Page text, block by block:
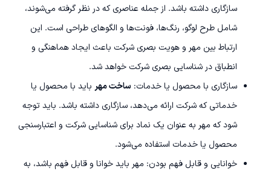
سازگاری داشته باشد. از جمله عناصری که در نظر گرفته می‌شوند،
شامل طرح لوگو، رنگ‌ها، فونت‌ها و الگوهای طراحی است. این
ارتباط بین مهر و هویت بصری شرکت باعث ایجاد هماهنگی و
انطباق در شناسایی بصری شرکت خواهد شد.
سازگاری با محصول یا خدمات: ساخت مهر باید با محصول یا
خدماتی که شرکت ارائه می‌دهد، سازگاری داشته باشد. باید توجه
شود که مهر به عنوان یک نماد برای شناسایی شرکت و اعتبارسنجی
محصول یا خدمات استفاده می‌شود.
خوانایی و قابل فهم بودن: مهر باید خوانا و قابل فهم باشد، به